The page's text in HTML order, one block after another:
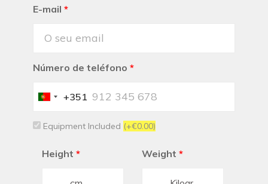
E-mail *
Número de teléfono *
Portugal
+351
Equipment Included (+€0.00)
Height * Weight *